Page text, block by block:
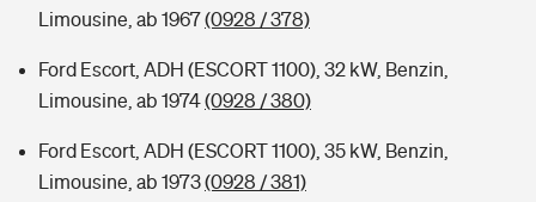
Limousine, ab 1967(0928 / 378)
Ford Escort, ADH (ESCORT 1100), 32 kW, Benzin,
Limousine, ab 1974(0928 / 380)
Ford Escort, ADH (ESCORT 1100), 35 kW, Benzin,
Limousine, ab 1973(0928 / 381)